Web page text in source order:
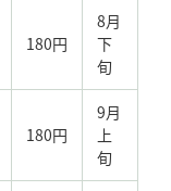
180円
8月
下
旬
180円
9月
上
旬